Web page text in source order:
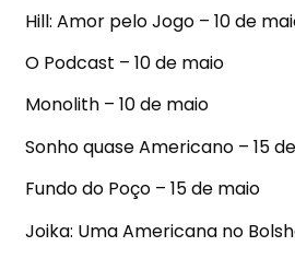
Hill: Amor pelo Jogo – 10 de
O Podcast – 10 de maio
Monolith – 10 de maio
Sonho quase Americano – 15
Fundo do Poço – 15 de maio
Joika: Uma Americana no